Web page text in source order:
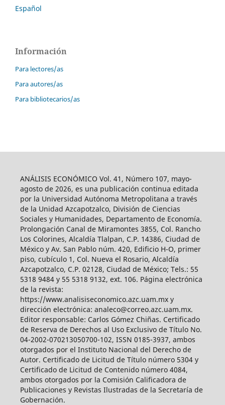
Español
Información
Para lectores/as
Para autores/as
Para bibliotecarios/as
ANÁLISIS ECONÓMICO Vol. 41, Número 107, mayo-
agosto de 2026, es una publicación continua editada
por la Universidad Autónoma Metropolitana a través
de la Unidad Azcapotzalco, División de Ciencias
Sociales y Humanidades, Departamento de Economía.
Prolongación Canal de Miramontes 3855, Col. Rancho
Los Colorines, Alcaldía Tlalpan, C.P. 14386, Ciudad de
México y Av. San Pablo núm. 420, Edificio H-O, primer
piso, cubículo 1, Col. Nueva el Rosario, Alcaldía
Azcapotzalco, C.P. 02128, Ciudad de México; Tels.: 55
5318 9484 y 55 5318 9132, ext. 106. Página electrónica
de la revista:
https://www.analisiseconomico.azc.uam.mx y
dirección electrónica: analeco@correo.azc.uam.mx.
Editor responsable: Carlos Gómez Chiñas. Certificado
de Reserva de Derechos al Uso Exclusivo de Título No.
04-2002-070213050700-102, ISSN 0185-3937, ambos
otorgados por el Instituto Nacional del Derecho de
Autor. Certificado de Licitud de Título número 5304 y
Certificado de Licitud de Contenido número 4084,
ambos otorgados por la Comisión Calificadora de
Publicaciones y Revistas Ilustradas de la Secretaría de
Gobernación.